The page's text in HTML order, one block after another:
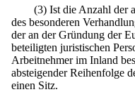
(3) Ist die Anzahl der
des besonderen
der an der Gründung der
beteiligten juristischen
Arbeitnehmer im Inland
absteigender Reihenfolge
einen Sitz.